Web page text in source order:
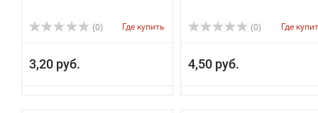
(0) Где купить
3,20 руб.
(0) Где
4,50 руб.